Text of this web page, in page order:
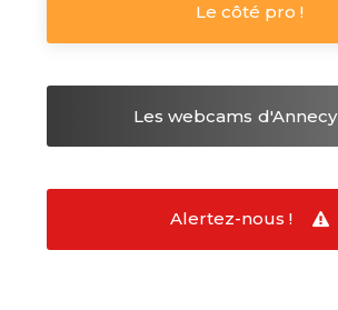
Le côté pro !
Les webcams d'Annecy
Alertez-nous !